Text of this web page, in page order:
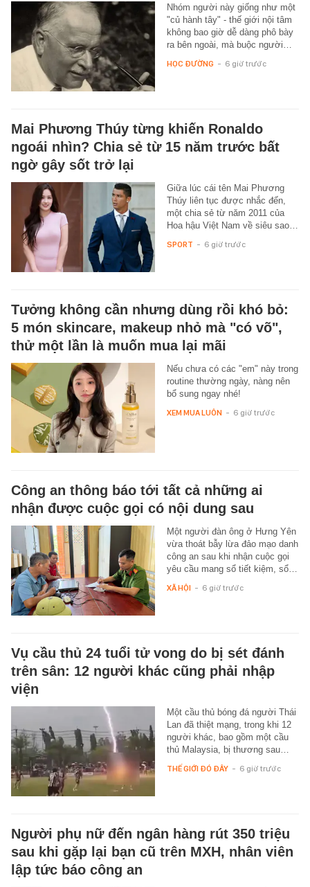
Nhóm người này giống như một
"củ hành tây" - thế giới nội tâm
không bao giờ dễ dàng phô bày
ra bên ngoài, mà buộc người…
HỌC ĐƯỜNG - 6 giờ trước
Mai Phương Thúy từng khiến Ronaldo
ngoái nhìn? Chia sẻ từ 15 năm trước bất
ngờ gây sốt trở lại
Giữa lúc cái tên Mai Phương
Thúy liên tục được nhắc đến,
một chia sẻ từ năm 2011 của
Hoa hậu Việt Nam về siêu sao…
SPORT - 6 giờ trước
Tưởng không cần nhưng dùng rồi khó bỏ:
5 món skincare, makeup nhỏ mà "có võ",
thử một lần là muốn mua lại mãi
Nếu chưa có các "em" này trong
routine thường ngày, nàng nên
bổ sung ngay nhé!
XEM MUA LUÔN - 6 giờ trước
Công an thông báo tới tất cả những ai
nhận được cuộc gọi có nội dung sau
Một người đàn ông ở Hưng Yên
vừa thoát bẫy lừa đảo mạo danh
công an sau khi nhận cuộc gọi
yêu cầu mang sổ tiết kiệm, sổ…
XÃ HỘI - 6 giờ trước
Vụ cầu thủ 24 tuổi tử vong do bị sét đánh
trên sân: 12 người khác cũng phải nhập
viện
Một cầu thủ bóng đá người Thái
Lan đã thiệt mạng, trong khi 12
người khác, bao gồm một cầu
thủ Malaysia, bị thương sau…
THẾ GIỚI ĐÓ ĐÂY - 6 giờ trước
Người phụ nữ đến ngân hàng rút 350 triệu
sau khi gặp lại bạn cũ trên MXH, nhân viên
lập tức báo công an